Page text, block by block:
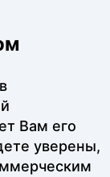
Вам его
уверены,